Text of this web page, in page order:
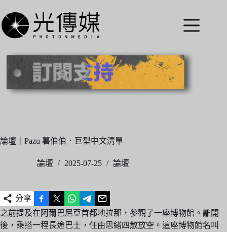
至
主
內
論壇｜Pazu 薯伯伯．巨型中文清單
論壇 2025-07-25 論壇
分享
之前提及在阿爾巴尼亞首都地拉那，參觀了一座博物館。離開
後，乘搭一程長途巴士，任由思緒四散放空。這座博物館名叫